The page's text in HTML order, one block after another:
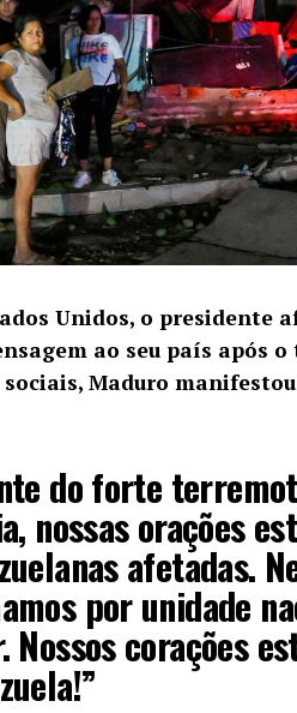
Unidos, o presidente
ao seu país
sociais, Maduro
do forte
nossas orações
afetadas.
por unidade
Nossos corações